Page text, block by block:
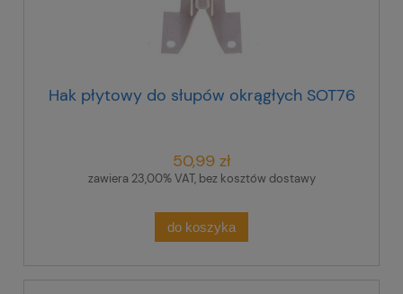
Hak płytowy do słupów okrągłych SOT76
50,99 zł
zawiera 23,00% VAT, bez kosztów dostawy
do koszyka